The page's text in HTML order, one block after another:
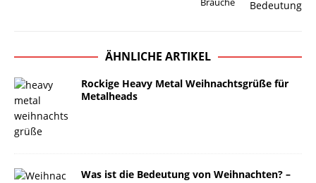
ÄHNLICHE ARTIKEL
Rockige Heavy Metal Weihnachtsgrüße für
Metalheads
Was ist die Bedeutung von Weihnachten? –